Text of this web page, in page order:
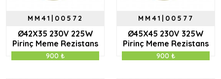
MM41|00572
Ø42X35 230V 225W
Pirinç Meme Rezistans
900 ₺
MM41|00577
Ø45X45 230V 325W
Pirinç Meme Rezistans
900 ₺